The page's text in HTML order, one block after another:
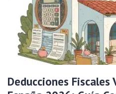
Deducciones Fiscales